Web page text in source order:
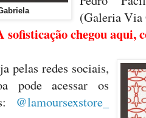
(Galeria
sofisticação chegou aqui,
pelas redes sociais,
pode acessar os
@lamoursexstore_